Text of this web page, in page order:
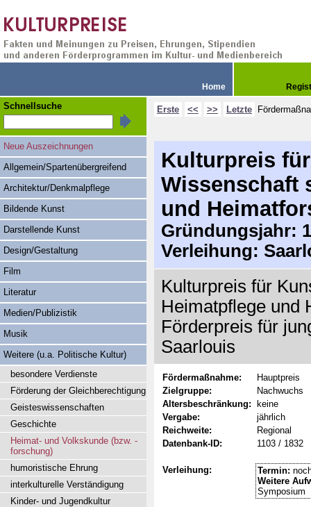
Home
Erste << >> Letzte
Kulturpreis
Wissenschaft
und
Gründungsjahr:
Verleihung:
Kulturpreis für
Heimatpflege und
Förderpreis für
Saarlouis
Fördermaßnahme:
Hauptpreis
Zielgruppe:
Nachwuchs
Altersbeschränkung:
keine
Vergabe:
jährlich
Reichweite:
Regional
Datenbank-ID:
1103 / 1832
Verleihung: Termin:
Weitere
Symposium
Schnellsuche
Neue Auszeichnungen
Allgemein/Spartenübergreifend
Architektur/Denkmalpflege
Bildende Kunst
Darstellende Kunst
Design/Gestaltung
Film
Literatur
Medien/Publizistik
Musik
Weitere (u.a. Politische Kultur)
besondere Verdienste
Förderung der Gleichberechtigung
Geisteswissenschaften
Geschichte
Heimat- und Volkskunde (bzw. -
forschung)
humoristische Ehrung
interkulturelle Verständigung
Kinder- und Jugendkultur